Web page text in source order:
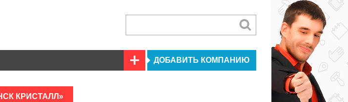
ДОБАВИТЬ КОМПАНИЮ
КРИСТАЛЛ»